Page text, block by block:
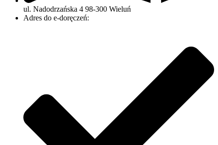
ul. Nadodrzańska 4 98-300 Wieluń
Adres do e-doręczeń: